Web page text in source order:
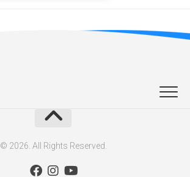
© 2026. All Rights Reserved.